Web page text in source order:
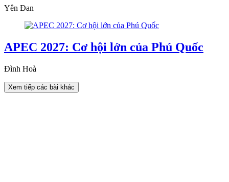
Yên Đan
APEC 2027: Cơ hội lớn của Phú Quốc
Đình Hoà
Xem tiếp các bài khác